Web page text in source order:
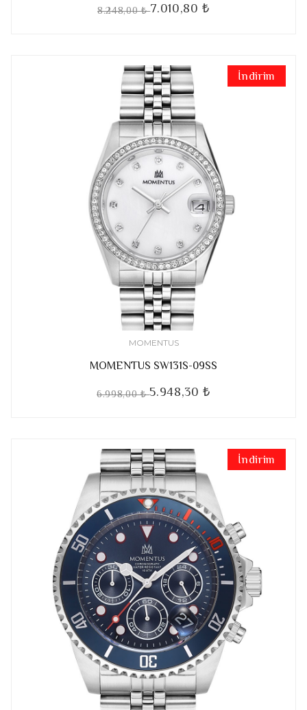
8.248,00 ₺7.010,80 ₺
İndirim
MOMENTUS
MOMENTUS SW131S-09SS
6.998,00 ₺5.948,30 ₺
İndirim